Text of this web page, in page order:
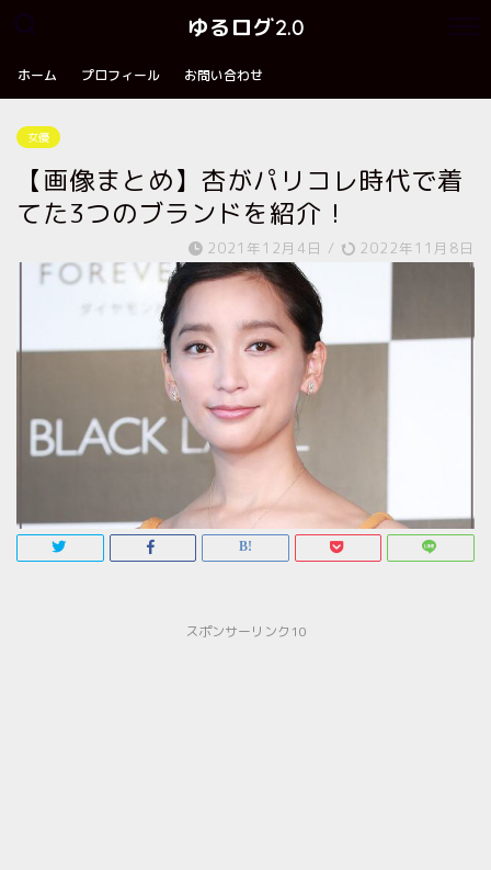
ゆるログ2.0
ホーム プロフィール お問い合わせ
女優
【画像まとめ】杏がパリコレ時代で着
てた3つのブランドを紹介！
2021年12月4日 / 2022年11月8日
スポンサーリンク10